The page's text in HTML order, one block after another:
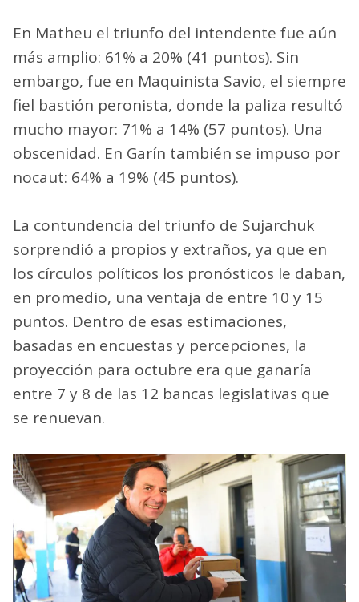
En Matheu el triunfo del intendente fue aún
más amplio: 61% a 20% (41 puntos). Sin
embargo, fue en Maquinista Savio, el siempre
fiel bastión peronista, donde la paliza resultó
mucho mayor: 71% a 14% (57 puntos). Una
obscenidad. En Garín también se impuso por
nocaut: 64% a 19% (45 puntos).
La contundencia del triunfo de Sujarchuk
sorprendió a propios y extraños, ya que en
los círculos políticos los pronósticos le daban,
en promedio, una ventaja de entre 10 y 15
puntos. Dentro de esas estimaciones,
basadas en encuestas y percepciones, la
proyección para octubre era que ganaría
entre 7 y 8 de las 12 bancas legislativas que
se renuevan.